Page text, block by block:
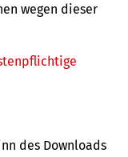
wegen dieser
des Downloads